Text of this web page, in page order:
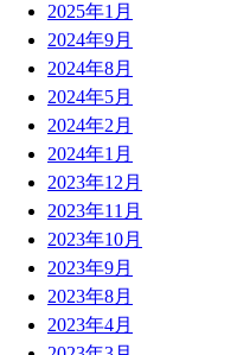
2025年1月
2024年9月
2024年8月
2024年5月
2024年2月
2024年1月
2023年12月
2023年11月
2023年10月
2023年9月
2023年8月
2023年4月